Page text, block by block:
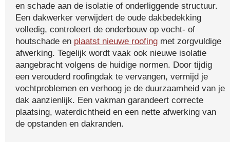
en schade aan de isolatie of onderliggende structuur.
Een dakwerker verwijdert de oude dakbedekking
volledig, controleert de onderbouw op vocht- of
houtschade en plaatst nieuwe roofing met zorgvuldige
afwerking. Tegelijk wordt vaak ook nieuwe isolatie
aangebracht volgens de huidige normen. Door tijdig
een verouderd roofingdak te vervangen, vermijd je
vochtproblemen en verhoog je de duurzaamheid van je
dak aanzienlijk. Een vakman garandeert correcte
plaatsing, waterdichtheid en een nette afwerking van
de opstanden en dakranden.